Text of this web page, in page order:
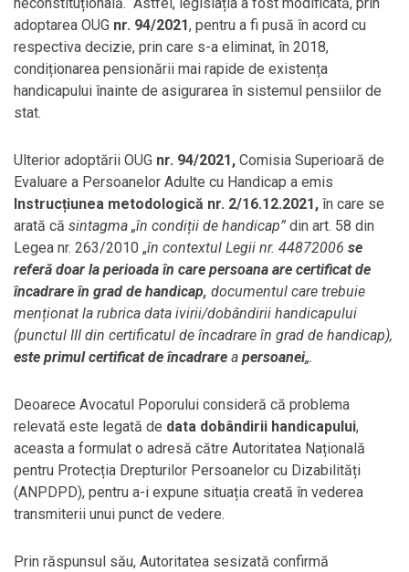
adoptarea OUG nr. 94/2021, pentru a fi pusă în acord cu
respectiva decizie, prin care s-a eliminat, în 2018,
condiționarea pensionării mai rapide de existența
handicapului înainte de asigurarea în sistemul pensiilor de
stat.
Ulterior adoptării OUG nr. 94/2021, Comisia Superioară de
Evaluare a Persoanelor Adulte cu Handicap a emis
Instrucțiunea metodologică nr. 2/16.12.2021, în care se
arată că sintagma „în condiții de handicap” din art. 58 din
Legea nr. 263/2010 „în contextul Legii nr. 44872006 se
referă doar la perioada în care persoana are certificat de
încadrare în grad de handicap, documentul care trebuie
menționat la rubrica data ivirii/dobândirii handicapului
(punctul III din certificatul de încadrare în grad de handicap),
este primul certificat de încadrare a persoanei„.
Deoarece Avocatul Poporului consideră că problema
relevată este legată de data dobândirii handicapului,
aceasta a formulat o adresă către Autoritatea Națională
pentru Protecția Drepturilor Persoanelor cu Dizabilități
(ANPDPD), pentru a-i expune situația creată în vederea
transmiterii unui punct de vedere.
Prin răspunsul său, Autoritatea sesizată confirmă